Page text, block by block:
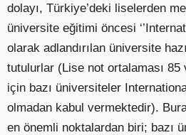
dolayı, Türkiye’deki liselerden
üniversite eğitimi öncesi
olarak adlandırılan üniversite
tutulurlar (Lise not ortalaması
için bazı üniversiteler
olmadan kabul vermektedir).
en önemli noktalardan biri; bazı